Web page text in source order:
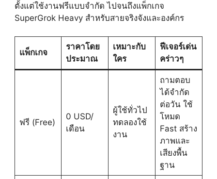
ตั้งแต่ใช้งานฟรีแบบจำกัด ไปจนถึงแพ็กเกจ
SuperGrok Heavy สำหรับสายจริงจังและองค์กร
แพ็กเกจ
ราคาโดย
ประมาณ
เหมาะกับ
ใคร
ฟีเจอร์เด่น
คร่าวๆ
ฟรี (Free)
0 USD/
เดือน
ผู้ใช้ทั่วไป
ทดลองใช้
งาน
ถามตอบ
ได้จำกัด
ต่อวัน ใช้
โหมด
Fast สร้าง
ภาพและ
เสียงพื้น
ฐาน